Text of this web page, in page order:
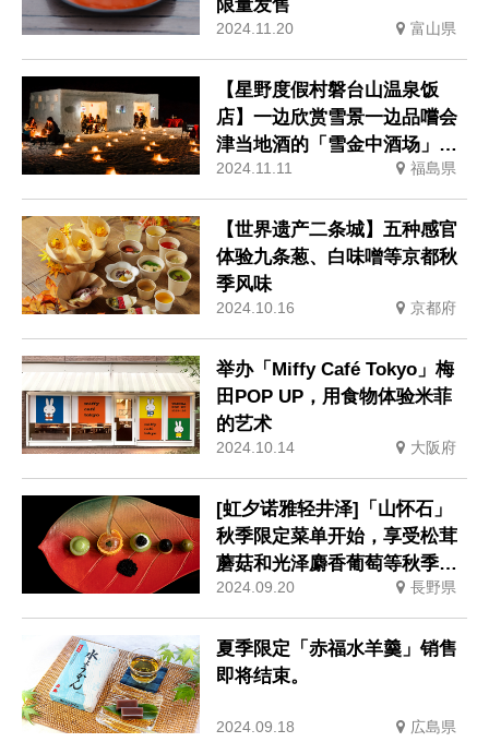
限量发售
2024.11.20 富山県
【星野度假村磐台山温泉饭
店】一边欣赏雪景一边品嚐会
津当地酒的「雪金中酒场」现
已开幕。
2024.11.11 福島県
【世界遗产二条城】五种感官
体验九条葱、白味噌等京都秋
季风味
2024.10.16 京都府
举办「Miffy Café Tokyo」梅
田POP UP，用食物体验米菲
的艺术
2024.10.14 大阪府
[虹夕诺雅轻井泽]「山怀石」
秋季限定菜单开始，享受松茸
蘑菇和光泽麝香葡萄等秋季风
味
2024.09.20 長野県
夏季限定「赤福水羊羹」销售
即将结束。
2024.09.18 広島県